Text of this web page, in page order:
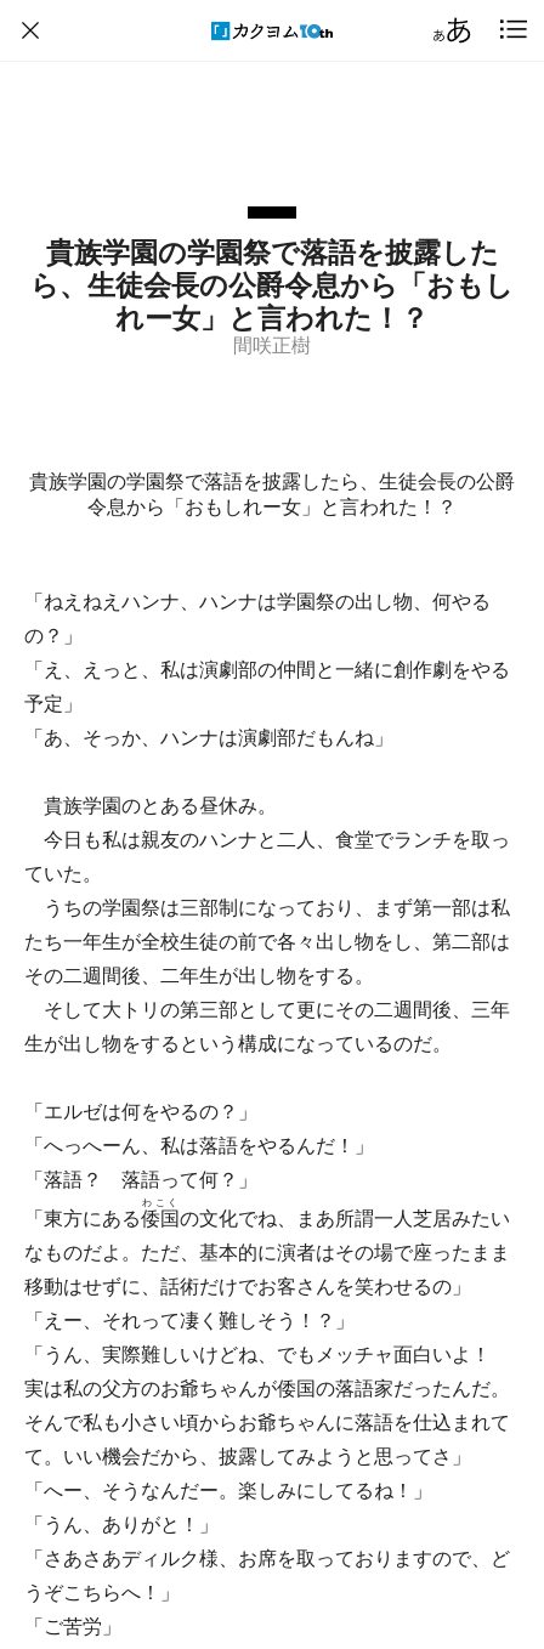
貴族学園の学園祭で落語を披露した
ら、生徒会長の公爵令息から「おもし
れー女」と言われた！？
間咲正樹
貴族学園の学園祭で落語を披露したら、生徒会長の公爵
令息から「おもしれー女」と言われた！？
「ねえねえハンナ、ハンナは学園祭の出し物、何やる
の？」
「え、えっと、私は演劇部の仲間と一緒に創作劇をやる
予定」
「あ、そっか、ハンナは演劇部だもんね」
貴族学園のとある昼休み。
今日も私は親友のハンナと二人、食堂でランチを取っ
ていた。
うちの学園祭は三部制になっており、まず第一部は私
たち一年生が全校生徒の前で各々出し物をし、第二部は
その二週間後、二年生が出し物をする。
そして大トリの第三部として更にその二週間後、三年
生が出し物をするという構成になっているのだ。
「エルゼは何をやるの？」
「へっへーん、私は落語をやるんだ！」
「落語？ 落語って何？」
「東方にある倭国
わこく
の文化でね、まあ所謂一人芝居みたい
なものだよ。ただ、基本的に演者はその場で座ったまま
移動はせずに、話術だけでお客さんを笑わせるの」
「えー、それって凄く難しそう！？」
「うん、実際難しいけどね、でもメッチャ面白いよ！
実は私の父方のお爺ちゃんが倭国の落語家だったんだ。
そんで私も小さい頃からお爺ちゃんに落語を仕込まれて
て。いい機会だから、披露してみようと思ってさ」
「へー、そうなんだー。楽しみにしてるね！」
「うん、ありがと！」
「さあさあディルク様、お席を取っておりますので、ど
うぞこちらへ！」
「ご苦労」